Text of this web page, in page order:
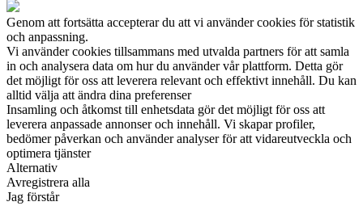
Genom att fortsätta accepterar du att vi använder cookies för statistik
och anpassning.
Vi använder cookies tillsammans med utvalda partners för att samla
in och analysera data om hur du använder vår plattform. Detta gör
det möjligt för oss att leverera relevant och effektivt innehåll. Du kan
alltid välja att ändra dina preferenser
Insamling och åtkomst till enhetsdata gör det möjligt för oss att
leverera anpassade annonser och innehåll. Vi skapar profiler,
bedömer påverkan och använder analyser för att vidareutveckla och
optimera tjänster
Alternativ
Avregistrera alla
Jag förstår